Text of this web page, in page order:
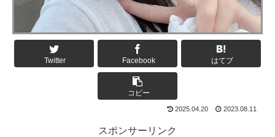
Twitter Facebook はてブ
コピー
2025.04.20 2023.08.11
スポンサーリンク